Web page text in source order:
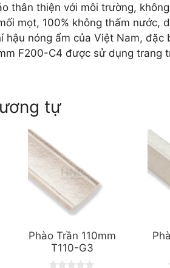
thân thiện với môi trường,
mọt, 100% không thấm nước,
hậu nóng ẩm của Việt Nam,
F200-C4 được sử dụng trang
tự
Phào Trần 110mm
T110-G3